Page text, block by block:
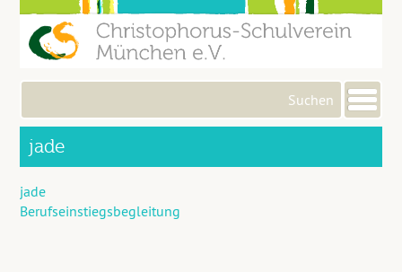
jade
jade
Berufseinstiegsbegleitung